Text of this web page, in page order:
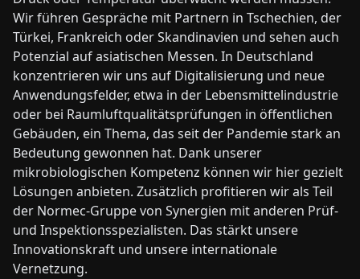
Wir führen Gespräche mit Partnern in Tschechien, der
Türkei, Frankreich oder Skandinavien und sehen auch
Potenzial auf asiatischen Messen. In Deutschland
konzentrieren wir uns auf Digitalisierung und neue
Anwendungsfelder, etwa in der Lebensmittelindustrie
oder bei Raumluftqualitätsprüfungen in öffentlichen
Gebäuden, ein Thema, das seit der Pandemie stark an
Bedeutung gewonnen hat. Dank unserer
mikrobiologischen Kompetenz können wir hier gezielt
Lösungen anbieten. Zusätzlich profitieren wir als Teil
der Normec-Gruppe von Synergien mit anderen Prüf-
und Inspektionsspezialisten. Das stärkt unsere
Innovationskraft und unsere internationale
Vernetzung.